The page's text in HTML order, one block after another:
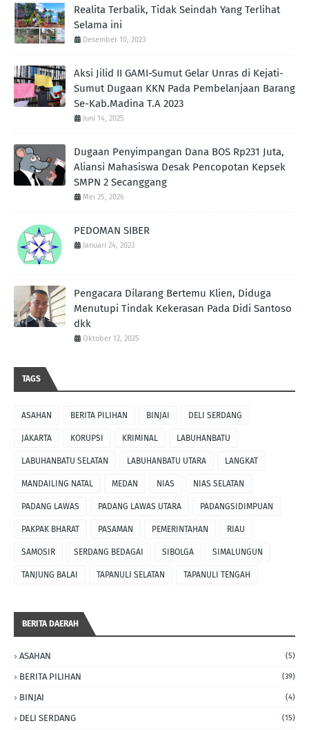
Realita Terbalik, Tidak Seindah Yang Terlihat
Selama ini
Desember 10, 2023
Aksi Jilid II GAMI-Sumut Gelar Unras di Kejati-
Sumut Dugaan KKN Pada Pembelanjaan Barang
Se-Kab.Madina T.A 2023
Juni 14, 2025
Dugaan Penyimpangan Dana BOS Rp231 Juta,
Aliansi Mahasiswa Desak Pencopotan Kepsek
SMPN 2 Secanggang
Mei 25, 2026
PEDOMAN SIBER
Januari 24, 2023
Pengacara Dilarang Bertemu Klien, Diduga
Menutupi Tindak Kekerasan Pada Didi Santoso
dkk
Oktober 12, 2025
TAGS
ASAHAN BERITA PILIHAN BINJAI DELI SERDANG
JAKARTA KORUPSI KRIMINAL LABUHANBATU
LABUHANBATU SELATAN LABUHANBATU UTARA LANGKAT
MANDAILING NATAL MEDAN NIAS NIAS SELATAN
PADANG LAWAS PADANG LAWAS UTARA PADANGSIDIMPUAN
PAKPAK BHARAT PASAMAN PEMERINTAHAN RIAU
SAMOSIR SERDANG BEDAGAI SIBOLGA SIMALUNGUN
TANJUNG BALAI TAPANULI SELATAN TAPANULI TENGAH
BERITA DAERAH
ASAHAN (5)
BERITA PILIHAN (39)
BINJAI (4)
DELI SERDANG (15)